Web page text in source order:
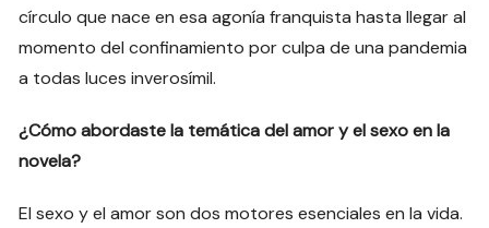
círculo que nace en esa agonía franquista hasta llegar al
momento del confinamiento por culpa de una pandemia
a todas luces inverosímil.
¿Cómo abordaste la temática del amor y el sexo en la
novela?
El sexo y el amor son dos motores esenciales en la vida.